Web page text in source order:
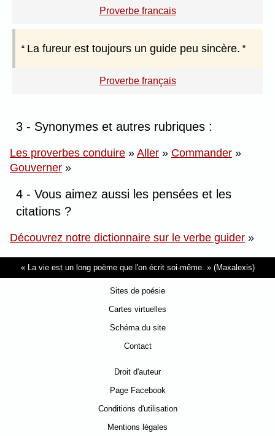
Proverbe francais
La fureur est toujours un guide peu sincère.
Proverbe français
3 - Synonymes et autres rubriques :
Les proverbes conduire » Aller » Commander »
Gouverner »
4 - Vous aimez aussi les pensées et les
citations ?
Découvrez notre dictionnaire sur le verbe guider »
La vie est un long poème que l'on écrit soi-même. (Maxalexis)
Sites de poésie
Cartes virtuelles
Schéma du site
Contact
Droit d'auteur
Page Facebook
Conditions d'utilisation
Mentions légales